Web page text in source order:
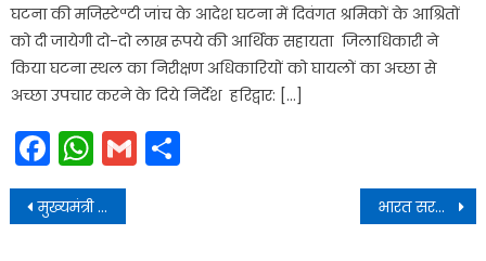
घटना की मजिस्टेªटी जांच के आदेश घटना में दिवंगत श्रमिकों के आश्रितों
को दी जायेगी दो-दो लाख रूपये की आर्थिक सहायता जिलाधिकारी ने
किया घटना स्थल का निरीक्षण अधिकारियों को घायलों का अच्छा से
अच्छा उपचार करने के दिये निर्देश हरिद्वार: […]
Facebook
WhatsApp
Gmail
Post
navigation
मुख्यमंत्री आवास में उत्तरांचल प्रेस क्लब की नव निर्वाचित कार्यकारिणी के सदस्यों ने भेंट की भारत सरकार के मध्य उत्तराखण्ड में पर्यटन को बढ़ावा देने के लिए एक एम.ओ.यू. हस्ताक्षरित किया